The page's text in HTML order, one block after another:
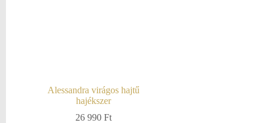
Alessandra virágos hajtű
hajékszer
26 990 Ft